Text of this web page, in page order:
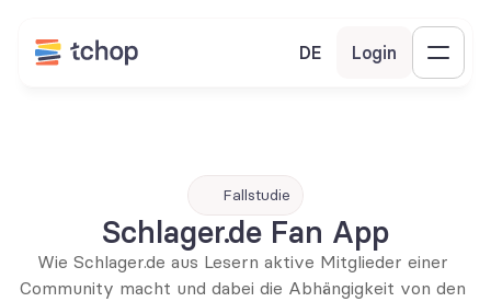
DE Login
Fallstudie
Schlager.de Fan App
Wie Schlager.de aus Lesern aktive Mitglieder einer
Community macht und dabei die Abhängigkeit von den